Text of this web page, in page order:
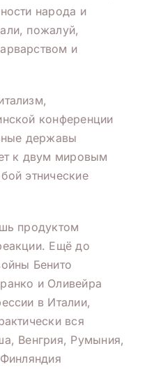
народа и
пожалуй,
и
конференции
державы
к двум мировым
этнические
продуктом
Ещё до
Бенито
и Оливейра
в Италии,
вся
Венгрия, Румыния,